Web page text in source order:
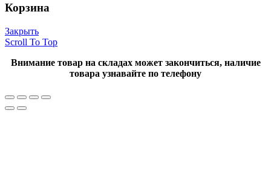
Корзина
Закрыть
Scroll To Top
Внимание товар на складах может закончиться, наличие
товара узнавайте по телефону